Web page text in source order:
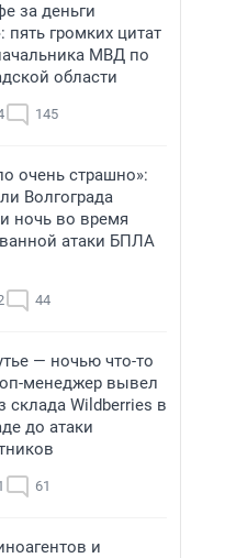
за деньги
пять громких цитат
МВД по
области
145
очень страшно»:
Волгограда
ночь во время
атаки БПЛА
44
— ночью что-то
менеджер вывел
склада Wildberries в
до атаки
61
и